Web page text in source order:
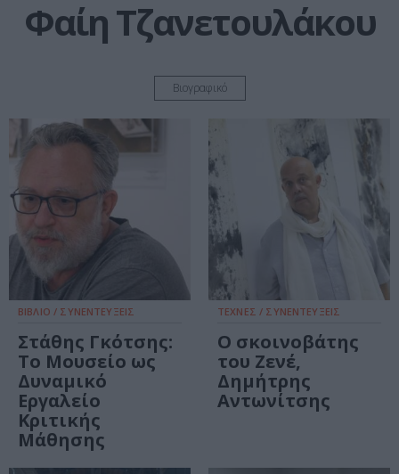
Φαίη Τζανετουλάκου
Βιογραφικό
ΒΙΒΛΙΟ / ΣΥΝΕΝΤΕΥΞΕΙΣ
Στάθης Γκότσης:
Το Μουσείο ως
Δυναμικό
Εργαλείο
Κριτικής
Μάθησης
ΤΕΧΝΕΣ / ΣΥΝΕΝΤΕΥΞΕΙΣ
Ο σκοινοβάτης
του Ζενέ,
Δημήτρης
Αντωνίτσης